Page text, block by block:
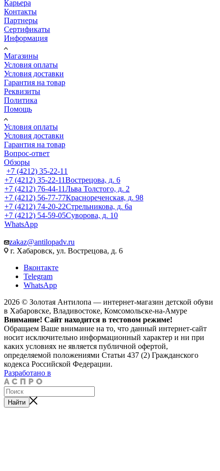
Карьера
Контакты
Партнеры
Сертификаты
Информация
Магазины
Условия оплаты
Условия доставки
Гарантия на товар
Реквизиты
Политика
Помощь
Условия оплаты
Условия доставки
Гарантия на товар
Вопрос-ответ
Обзоры
+7 (4212) 35-22-11
+7 (4212) 35-22-11Вострецова, д. 6
+7 (4212) 76-44-11Льва Толстого, д. 2
+7 (4212) 56-77-77Краснореченская, д. 98
+7 (4212) 74-20-22Стрельникова, д. 6а
+7 (4212) 54-59-05Суворова, д. 10
WhatsApp
zakaz@antilopadv.ru
г. Хабаровск, ул. Вострецова, д. 6
Вконтакте
Telegram
WhatsApp
2026 © Золотая Антилопа — интернет-магазин детской обуви
в Хабаровске, Владивостоке, Комсомольске-на-Амуре
Внимание! Сайт находится в тестовом режиме!
Обращаем Ваше внимание на то, что данный интернет-сайт
носит исключительно информационный характер и ни при
каких условиях не является публичной офертой,
определяемой положениями Статьи 437 (2) Гражданского
кодекса Российской Федерации.
Разработано в
Найти